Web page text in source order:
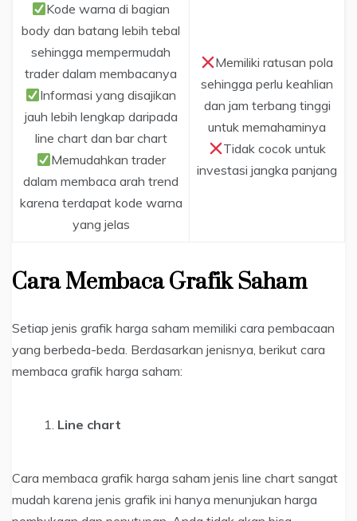
Kode warna di bagian
body dan batang lebih tebal
sehingga mempermudah
trader dalam membacanya
Informasi yang disajikan
jauh lebih lengkap daripada
line chart dan bar chart
Memudahkan trader
dalam membaca arah trend
karena terdapat kode warna
yang jelas
Memiliki ratusan pola
sehingga perlu keahlian
dan jam terbang tinggi
untuk memahaminya
Tidak cocok untuk
investasi jangka panjang
Cara Membaca Grafik Saham
Setiap jenis grafik harga saham memiliki cara pembacaan
yang berbeda-beda. Berdasarkan jenisnya, berikut cara
membaca grafik harga saham:
Line chart
Cara membaca grafik harga saham jenis line chart sangat
mudah karena jenis grafik ini hanya menunjukan harga